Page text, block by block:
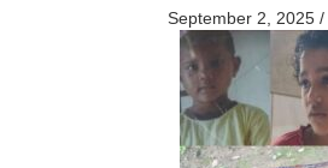
September 2, 2025 /